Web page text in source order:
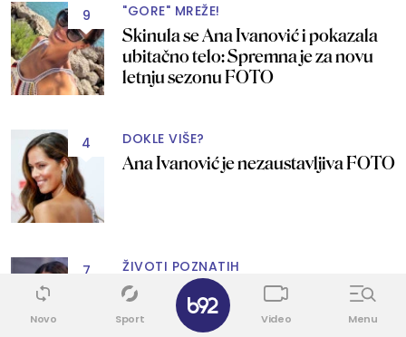
9 "GORE" MREŽE!
Skinula se Ana Ivanović i pokazala
ubitačno telo: Spremna je za novu
letnju sezonu FOTO
4 DOKLE VIŠE?
Ana Ivanović je nezaustavljiva FOTO
7 ŽIVOTI POZNATIH
Ana Ivanović pokazala kako se nosi
najseksi bikini ove sezone FOTO
Novo Sport Video Menu
✕